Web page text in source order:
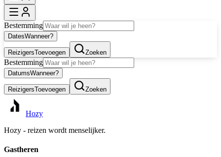
Bestemming
DatesWanneer?
ReizigersToevoegen Zoeken
Bestemming
DatumsWanneer?
ReizigersToevoegen Zoeken
Hozy
Hozy - reizen wordt menselijker.
Gastheren